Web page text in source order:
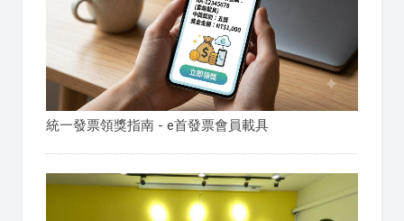
統一發票領獎指南 - e首發票會員載具